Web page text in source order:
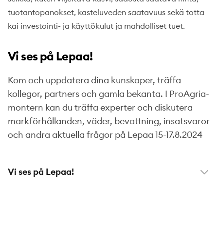
tuotantopanokset, kasteluveden saatavuus sekä totta
kai investointi- ja käyttökulut ja mahdolliset tuet.
Vi ses på Lepaa!
Kom och uppdatera dina kunskaper, träffa
kollegor, partners och gamla bekanta. I ProAgria-
montern kan du träffa experter och diskutera
markförhållanden, väder, bevattning, insatsvaror
och andra aktuella frågor på Lepaa 15-17.8.2024
Vi ses på Lepaa!